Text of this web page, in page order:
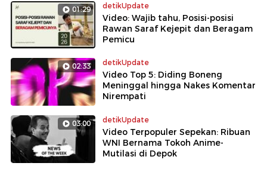
01:29 detikUpdate
Video: Wajib tahu, Posisi-posisi
Rawan Saraf Kejepit dan Beragam
Pemicu
02:33 detikUpdate
Video Top 5: Diding Boneng
Meninggal hingga Nakes Komentar
Nirempati
03:00 detikUpdate
Video Terpopuler Sepekan: Ribuan
WNI Bernama Tokoh Anime-
Mutilasi di Depok